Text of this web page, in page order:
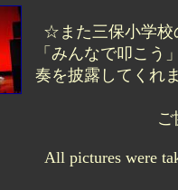
☆また三保小学校
「みんなで叩こう
奏を披露してく
All pictures were